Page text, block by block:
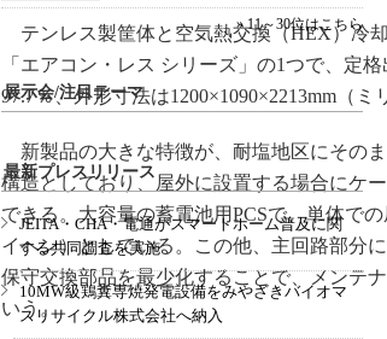
テンレス製筐体と空気熱交換（HEX）冷
「エアコン・レス シリーズ」の1つで、定
97.7％、外形寸法は1200×1090×2213mm（ミ
新製品の大きな特徴が、耐塩地区にその
構造としており、屋外に設置する場合にケ
できる。大容量の蓄電池用PCSで、単体で
イヘン）としている。この他、主回路部分
保守交換部品を最少化することで、メンテ
いう。
» 11～30位はこちら
展示会/注目テーマ
最新プレスリリース
JEITA・CHA・電通がスマートホーム普及に関
する共同調査を実施
10MW級鶏糞専焼発電設備をみやざきバイオマ
スリサイクル株式会社へ納入